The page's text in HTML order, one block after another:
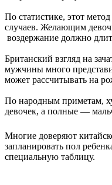
По статистике, этот
случаев. Желающим
воздержание должно
Британский взгляд на
мужчины много
может рассчитывать на
По народным приметам,
девочек, а полные —
Многие доверяют
запланировать пол
специальную таблицу.